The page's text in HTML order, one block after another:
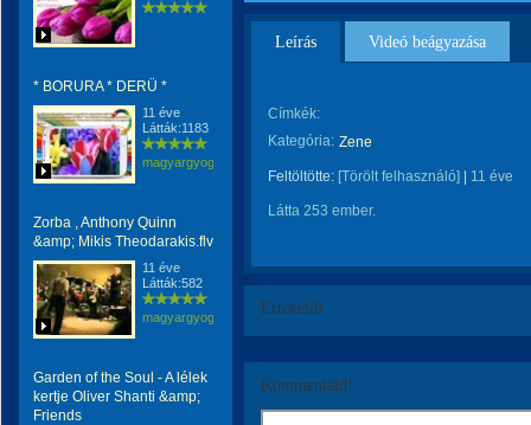
* BORURA * DERÜ *
11 éve
Látták:1183
magyargyogyi
Zorba , Anthony Quinn
&amp; Mikis Theodarakis.flv
11 éve
Látták:582
magyargyogyi
Garden of the Soul - A lélek
kertje Oliver Shanti &amp;
Friends
Leírás Videó beágyazása
Címkék:
Kategória: Zene
Feltöltötte: [Törölt felhasználó] 11 éve
Látta 253 ember.
Értékeld!
Kommentáld!